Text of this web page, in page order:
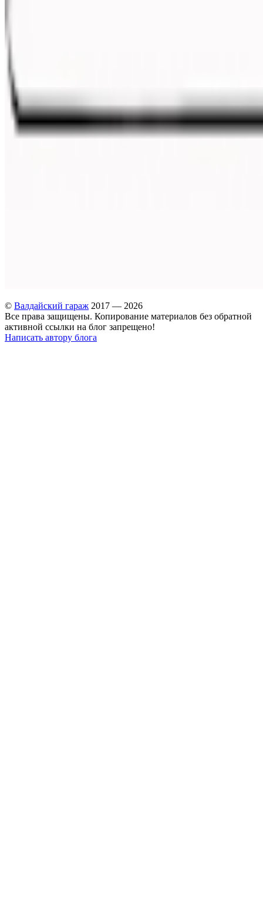
© Валдайский гараж 2017 — 2026
Все права защищены. Копирование материалов без обратной
активной ссылки на блог запрещено!
Написать автору блога